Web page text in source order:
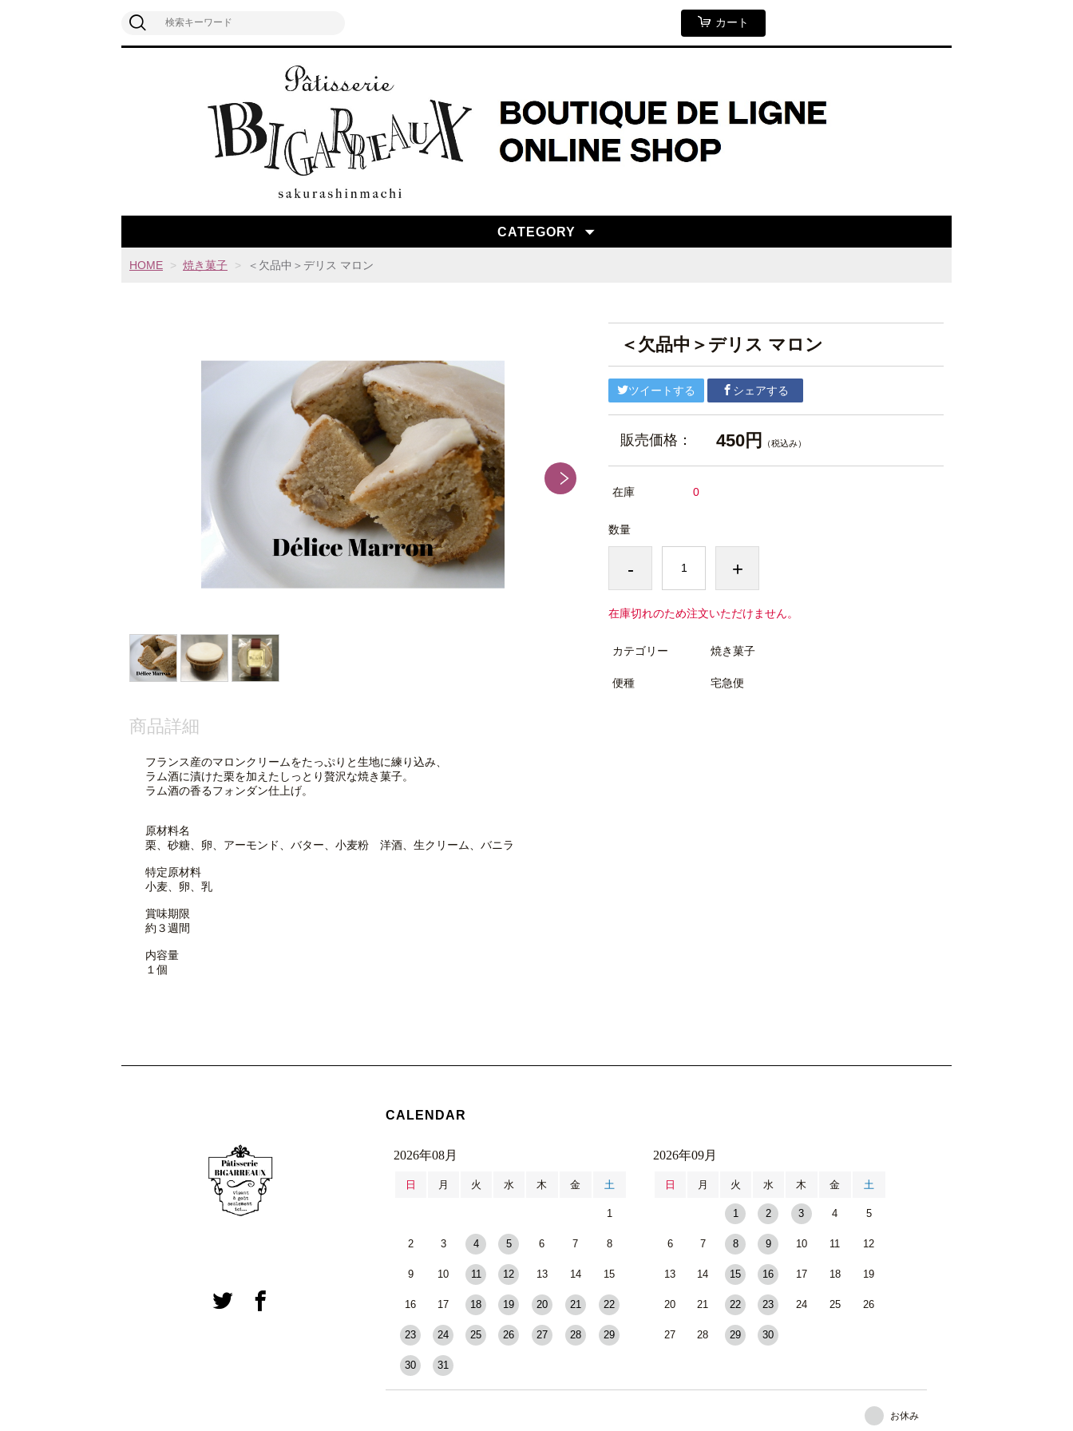
カート
CATEGORY
HOME 焼き菓子 ＜欠品中＞デリス マロン
＜欠品中＞デリス マロン
ツイートする シェアする
販売価格： 450円 （税込み）
在庫 0
数量
- +
在庫切れのため注文いただけません。
カテゴリー 焼き菓子
便種 宅急便
商品詳細
フランス産のマロンクリームをたっぷりと生地に練り込み、
ラム酒に漬けた栗を加えたしっとり贅沢な焼き菓子。
ラム酒の香るフォンダン仕上げ。
原材料名
栗、砂糖、卵、アーモンド、バター、小麦粉 洋酒、生クリーム、バニラ
特定原材料
小麦、卵、乳
賞味期限
約３週間
内容量
１個
CALENDAR
2026年08月
日 月 火 水 木 金 土
1
2 3 4 5 6 7 8
9 10 11 12 13 14 15
16 17 18 19 20 21 22
23 24 25 26 27 28 29
30 31
2026年09月
日 月 火 水 木 金 土
1 2 3 4 5
6 7 8 9 10 11 12
13 14 15 16 17 18 19
20 21 22 23 24 25 26
27 28 29 30
お休み